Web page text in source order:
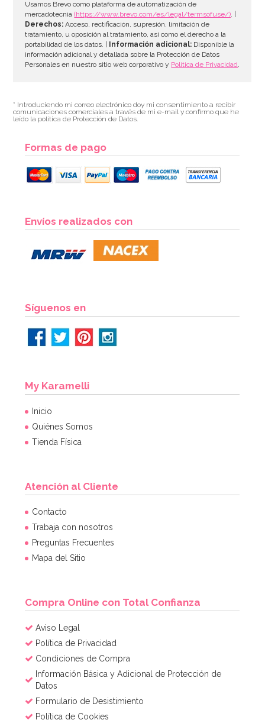
AÑADIR
3,49€ 3,35€
Set de 4 Moldes de silicona Huevo
AÑADIR
Usamos Brevo como plataforma de automatización de
mercadotecnia(https://www.brevo.com/es/legal/termsofuse/). |
Derechos: Acceso, rectificación, supresión, limitación de
tratamiento, u oposición al tratamiento, así como el derecho a la
portabilidad de los datos. |
Información adicional: Disponible la
información adicional y detallada sobre la Protección de Datos
Personales en nuestro sitio web corporativo y Política de Privacidad.
* Introduciendo mi correo electrónico doy mi consentimiento a recibir
comunicaciones comerciales a través de mi e-mail y confirmo que he
leído la política de Protección de Datos.
Formas de pago
Envíos realizados con
Síguenos en
My Karamelli
Inicio
Quiénes Somos
Tienda Física
Atención al Cliente
Contacto
Trabaja con nosotros
Preguntas Frecuentes
Mapa del Sitio
Compra Online con Total Confianza
Aviso Legal
Política de Privacidad
Condiciones de Compra
Información Básica y Adicional de Protección de
Datos
Formulario de Desistimiento
Política de Cookies